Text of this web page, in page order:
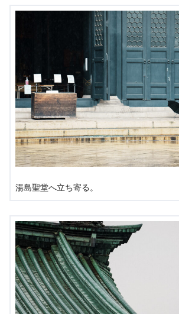
湯島聖堂へ立ち寄る。